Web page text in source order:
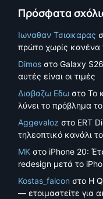
Πρόσφατα
Ιωναθαν Τσιακαρας
πρώτο χωρίς κανένα
DimosστοGalaxy
αυτές είναι οι τιμές
Διαβαζω ΕδωστοΤο
λύνει το πρόβλημα
Aggevalozστο ERT
τηλεοπτικό κανάλι
MKστο iPhone 20:
redesign μετά το
Kostas_falconστο Η
— ετοιμαστείτε για